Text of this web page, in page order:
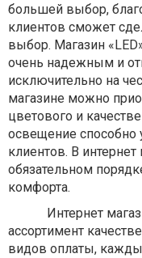
большей выбор,
клиентов сможет
выбор. Магазин
очень надежным и
исключительно на
магазине можно
цветового и
освещение способно
клиентов. В
обязательном
комфорта.
Интернет
ассортимент
видов оплаты,